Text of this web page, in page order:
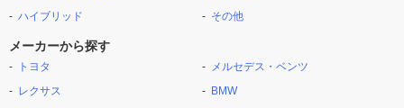
ハイブリッド
その他
メーカーから探す
トヨタ
レクサス
メルセデス・ベンツ
BMW